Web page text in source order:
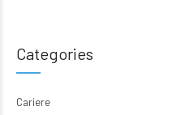
Categories
Cariere